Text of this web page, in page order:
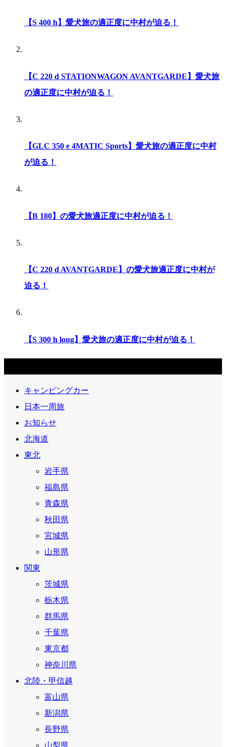
【S 400 h】愛犬旅の適正度に中村が迫る！
【C 220 d STATIONWAGON AVANTGARDE】愛犬旅
の適正度に中村が迫る！
【GLC 350 e 4MATIC Sports】愛犬旅の適正度に中村
が迫る！
【B 180】の愛犬旅適正度に中村が迫る！
【C 220 d AVANTGARDE】の愛犬旅適正度に中村が
迫る！
【S 300 h long】愛犬旅の適正度に中村が迫る！
キャンピングカー
日本一周旅
お知らせ
北海道
東北
岩手県
福島県
青森県
秋田県
宮城県
山形県
関東
茨城県
栃木県
群馬県
千葉県
東京都
神奈川県
北陸・甲信越
富山県
新潟県
長野県
山梨県